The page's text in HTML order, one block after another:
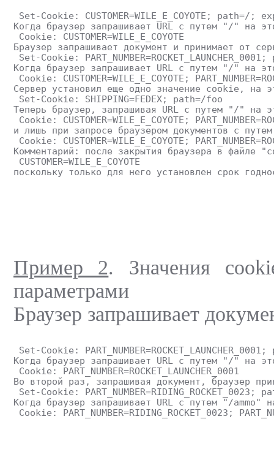
Set-Cookie: CUSTOMER=WILE_E_COYOTE; path=/;
Когда браузер запрашивает URL с путем "/" на
Cookie: CUSTOMER=WILE_E_COYOTE
Браузер запрашивает документ и принимает от
Set-Cookie:
Когда браузер запрашивает URL с путем "/" на
Cookie: CUSTOMER=WILE_E_COYOTE;
Сервер установил еще одно значение cookie, на
Set-Cookie: SHIPPING=FEDEX; path=/foo
Теперь браузер, запрашивая URL с путем "/" на
Cookie: CUSTOMER=WILE_E_COYOTE;
и лишь при запросе браузером документов с
Cookie: CUSTOMER=WILE_E_COYOTE;
Комментарий: после закрытия браузера в
CUSTOMER=WILE_E_COYOTE
поскольку только для него установлен срок
Пример 2. Значения
параметрами
Браузер запрашивает
Set-Cookie:
Когда браузер запрашивает URL с путем "/" на
Cookie: PART_NUMBER=ROCKET_LAUNCHER_0001
Во второй раз, запрашивая документ, браузер
Set-Cookie: PART_NUMBER=RIDING_ROCKET_0023;
Когда браузер запрашивает URL с путем "/ammo"
Cookie: PART_NUMBER=RIDING_ROCKET_0023;